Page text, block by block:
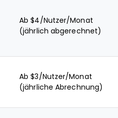
Ab $4/Nutzer/Monat
(jährlich abgerechnet)
Ab $3/Nutzer/Monat
(jährliche Abrechnung)